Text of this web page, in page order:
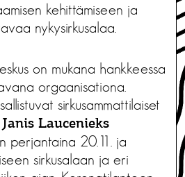
kehittämiseen ja
nykysirkusalaa.
on mukana hankkeessa
orgaanisationa.
sirkusammattilaiset
Janis Laucenieks
perjantaina 20.11. ja
sirkusalaan ja eri